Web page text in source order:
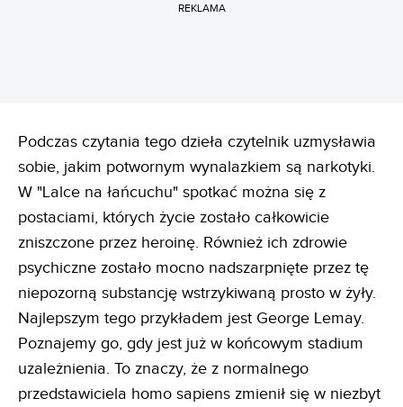
REKLAMA
Podczas czytania tego dzieła czytelnik uzmysławia
sobie, jakim potwornym wynalazkiem są narkotyki.
W "Lalce na łańcuchu" spotkać można się z
postaciami, których życie zostało całkowicie
zniszczone przez heroinę. Również ich zdrowie
psychiczne zostało mocno nadszarpnięte przez tę
niepozorną substancję wstrzykiwaną prosto w żyły.
Najlepszym tego przykładem jest George Lemay.
Poznajemy go, gdy jest już w końcowym stadium
uzależnienia. To znaczy, że z normalnego
przedstawiciela homo sapiens zmienił się w niezbyt